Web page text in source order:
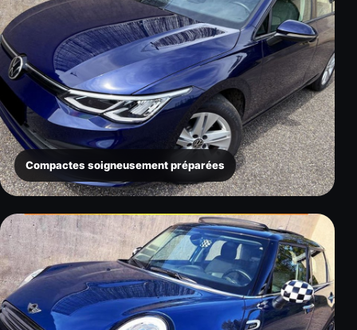
Compactes soigneusement préparées